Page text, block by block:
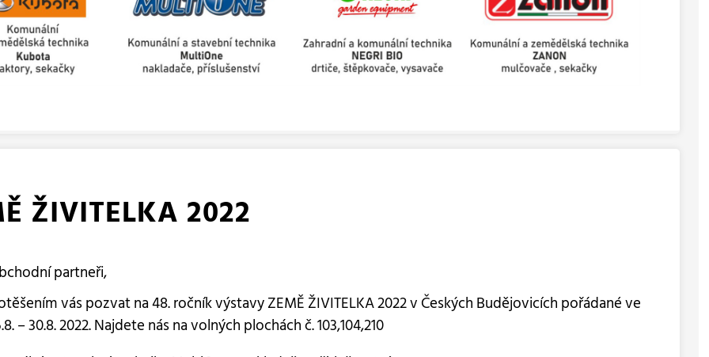
ŽIVITELKA 2022
partneři,
vás pozvat na 48. ročník výstavy ZEMĚ ŽIVITELKA 2022 v Českých Budějovicích pořádané ve
– 30.8. 2022. Najdete nás na volných plochách č. 103,104,210